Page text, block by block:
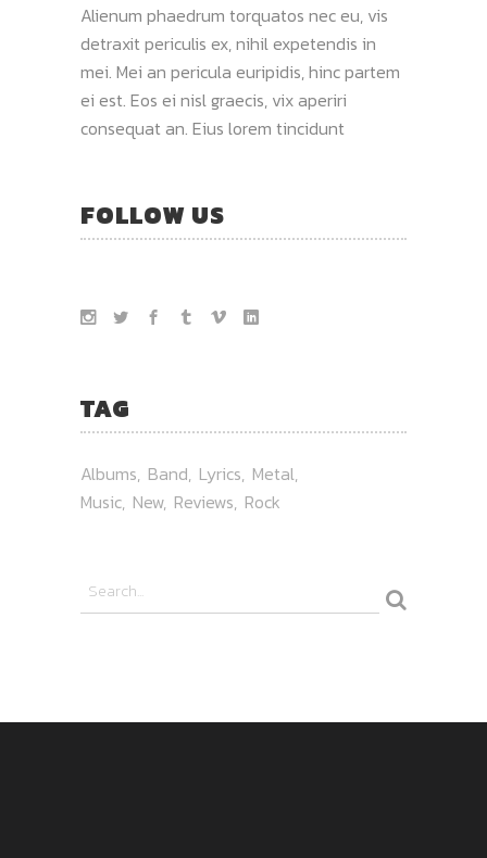
Alienum phaedrum torquatos nec eu, vis
detraxit periculis ex, nihil expetendis in
mei. Mei an pericula euripidis, hinc partem
ei est. Eos ei nisl graecis, vix aperiri
consequat an. Eius lorem tincidunt
FOLLOW US
TAG
Albums Band Lyrics Metal
Music New Reviews Rock